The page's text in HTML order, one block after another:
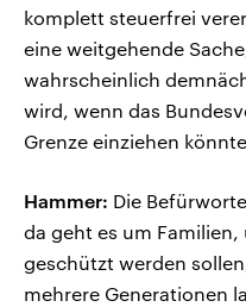
komplett steuerfrei
eine weitgehende
wahrscheinlich
wird, wenn das
Grenze einziehen
Hammer: Die
da geht es um
geschützt werden
mehrere Generationen